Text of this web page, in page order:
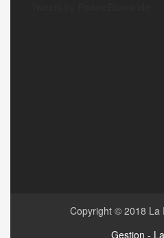
Copyright © 2018 La
Gestion -